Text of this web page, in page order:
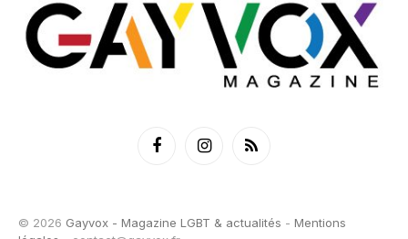
FacebookInstagramRSS
© 2026 Gayvox - Magazine LGBT & actualités - Mentions